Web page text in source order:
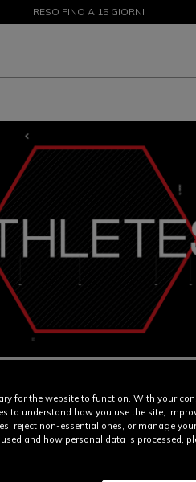
SALDI FINO AL 50% - ACQUISTA ORA
RESO FINO A 15 GIORNI
MOTO BICI
for the website to function. With your
to understand how you use the site,
reject non-essential ones, or manage
and how personal data is processed,